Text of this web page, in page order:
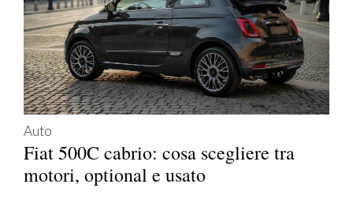
Auto
Fiat 500C cabrio: cosa scegliere tra
motori, optional e usato